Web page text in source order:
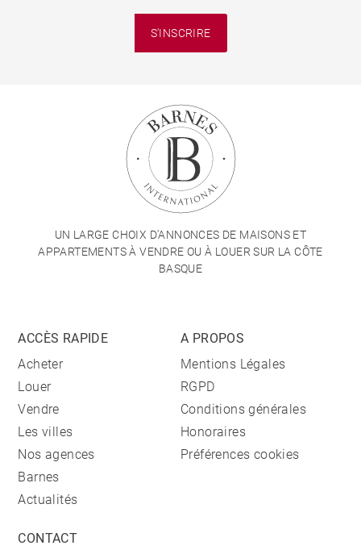
S'INSCRIRE
UN LARGE CHOIX D'ANNONCES DE MAISONS ET
APPARTEMENTS À VENDRE OU À LOUER SUR LA CÔTE
BASQUE
ACCÈS RAPIDE
Acheter
Louer
Vendre
Les villes
Nos agences
Barnes
Actualités
A PROPOS
Mentions Légales
RGPD
Conditions générales
Honoraires
Préférences cookies
CONTACT